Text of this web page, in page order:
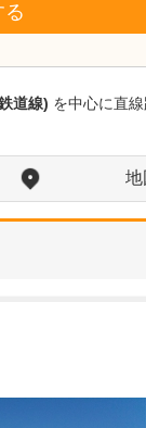
る
道線) を中心に直
地
ファミリー
根岸
患者さんに
ていただけ
んなときも
ことを心が